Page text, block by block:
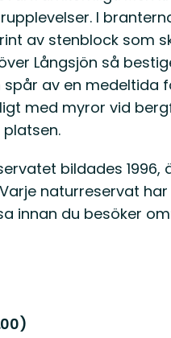
I
av stenblock som
Långsjön så
spår av en
med myror vid
bildades
naturreservat
innan du besöker